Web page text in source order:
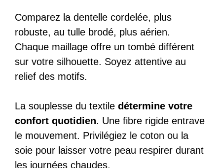
Comparez la dentelle cordelée, plus
robuste, au tulle brodé, plus aérien.
Chaque maillage offre un tombé différent
sur votre silhouette. Soyez attentive au
relief des motifs.
La souplesse du textile détermine votre
confort quotidien. Une fibre rigide entrave
le mouvement. Privilégiez le coton ou la
soie pour laisser votre peau respirer durant
les journées chaudes.